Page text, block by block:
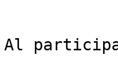
Al